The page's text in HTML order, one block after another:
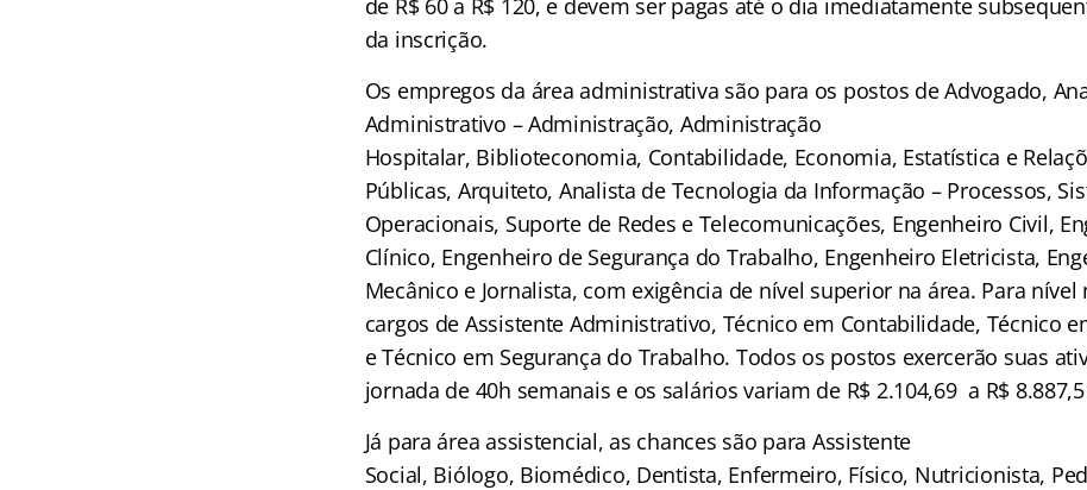
da inscrição.
Os empregos da área administrativa são para os postos de Advogado,
Administrativo – Administração, Administração
Hospitalar, Biblioteconomia, Contabilidade, Economia, Estatística e
Públicas, Arquiteto, Analista de Tecnologia da Informação – Processos,
Operacionais, Suporte de Redes e Telecomunicações, Engenheiro Civil,
Clínico, Engenheiro de Segurança do Trabalho, Engenheiro Eletricista,
Mecânico e Jornalista, com exigência de nível superior na área. Para
cargos de Assistente Administrativo, Técnico em Contabilidade, Técnico
e Técnico em Segurança do Trabalho. Todos os postos exercerão suas
jornada de 40h semanais e os salários variam de R$ 2.104,69 a R$
Já para área assistencial, as chances são para Assistente
Social, Biólogo, Biomédico, Dentista, Enfermeiro, Físico, Nutricionista,